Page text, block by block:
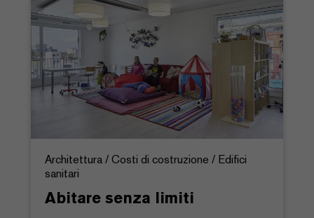
Architettura / Costi di costruzione / Edifici
sanitari
Abitare senza limiti